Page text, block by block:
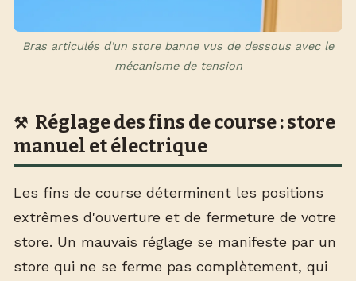
Bras articulés d'un store banne vus de dessous avec le
mécanisme de tension
Réglage des fins de course : store
manuel et électrique
Les fins de course déterminent les positions
extrêmes d'ouverture et de fermeture de votre
store. Un mauvais réglage se manifeste par un
store qui ne se ferme pas complètement, qui